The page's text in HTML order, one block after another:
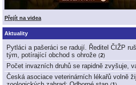
Přejít na videa
Aktuality
Pytláci a pašeráci se radují. Ředitel ČIŽP
tým, potírající obchod s ohrože (2)
Počet invazních druhů se rapidně zvyšuje,
Česká asociace veterinárních lékařů volně